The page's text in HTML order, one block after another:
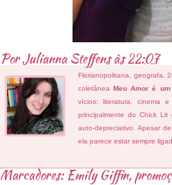
PorJulianna Steffensàs22:07
Florianopolitana, geografa,
coletâneaMeu Amor é
vícios: literatura, cinema
principalmente do Chick
auto-depreciativo. Apesar
ela parece estar sempre
Marcadores:Emily Giffin,